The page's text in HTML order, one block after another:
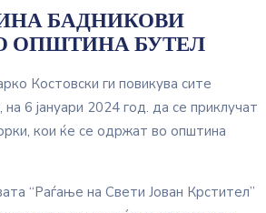
БАДНИКОВИ
ОПШТИНА БУТЕЛ
Костовски ги повикува сите
6 јануари 2024 год. да се приклучат
кои ќе се одржат во општина
“Раѓање на Свети Јован Крстител”